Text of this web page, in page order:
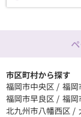
市区町村から探す
福岡市中央区 / 福岡
福岡市早良区 / 福岡
北九州市八幡西区 /